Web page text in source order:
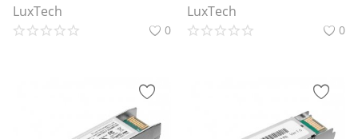
LuxTech
0
LuxTech
0